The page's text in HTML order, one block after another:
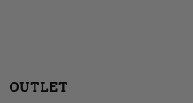
OUTLET